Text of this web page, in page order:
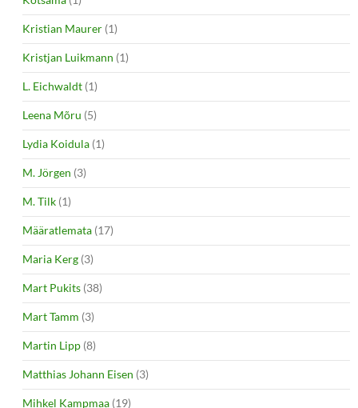
Kristian Maurer (1)
Kristjan Luikmann (1)
L. Eichwaldt (1)
Leena Mõru (5)
Lydia Koidula (1)
M. Jörgen (3)
M. Tilk (1)
Määratlemata (17)
Maria Kerg (3)
Mart Pukits (38)
Mart Tamm (3)
Martin Lipp (8)
Matthias Johann Eisen (3)
Mihkel Kampmaa (19)